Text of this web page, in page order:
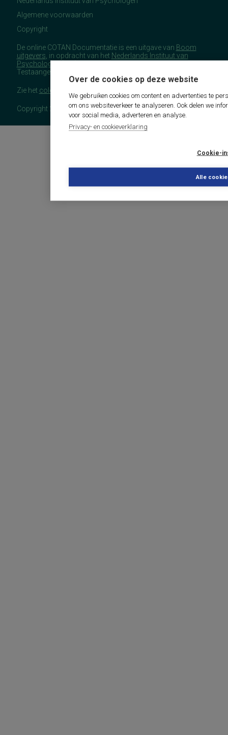
Over de cookies op deze website
We gebruiken cookies om content en advertenties te
om ons websiteverkeer te analyseren. Ook delen we
voor social media, adverteren en analyse.
Privacy- en cookieverklaring
Cookie-
Alle
Algemene voorwaarden
Copyright
De online COTAN Documentatie is een uitgave van Boom
uitgevers , in opdracht van het Nederlands Instituut van
Psychologen(NIP), namens de Commissie
Testaangelegenheden Nederland (COTAN).
Zie het colofon
Copyright 2026 - COTAN Documentatie